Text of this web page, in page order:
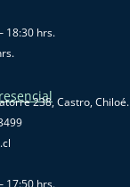
18:30 hrs.
238, Castro, Chiloé.